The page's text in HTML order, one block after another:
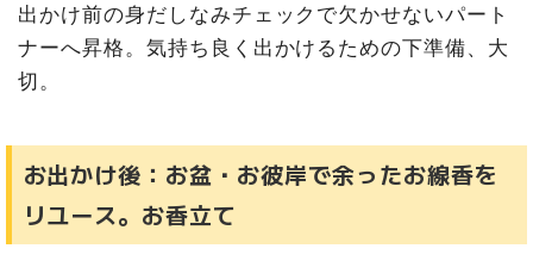
出かけ前の身だしなみチェックで欠かせないパート
ナーへ昇格。気持ち良く出かけるための下準備、大
切。
お出かけ後：お盆・お彼岸で余ったお線香を
リユース。お香立て